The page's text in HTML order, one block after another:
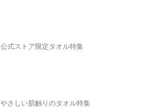
公式ストア限定タオル特集
やさしい肌触りのタオル特集